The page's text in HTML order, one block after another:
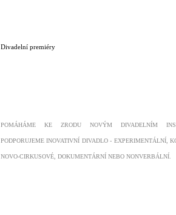
Divadelní premiéry
POMÁHÁME KE ZRODU NOVÝM DIVADELNÍM
PODPORUJEME INOVATIVNÍ DIVADLO - EXPERIMENTÁLNÍ,
NOVO-CIRKUSOVÉ, DOKUMENTÁRNÍ NEBO NONVERBÁLNÍ.